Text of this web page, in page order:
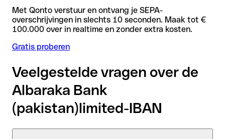
Met Qonto verstuur en ontvang je SEPA-
overschrijvingen in slechts 10 seconden. Maak tot €
100.000 over in realtime en zonder extra kosten.
Gratis proberen
Veelgestelde vragen over de
Albaraka Bank
(pakistan)limited-IBAN